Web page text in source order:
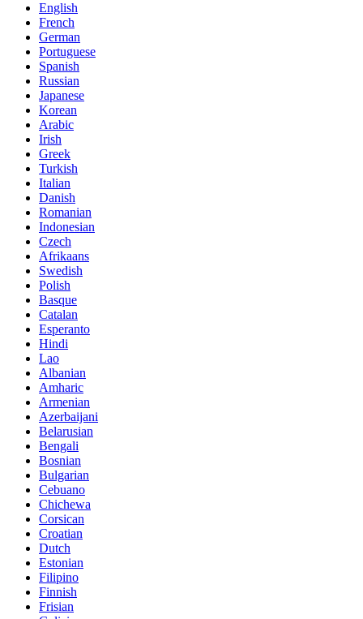
English
French
German
Portuguese
Spanish
Russian
Japanese
Korean
Arabic
Irish
Greek
Turkish
Italian
Danish
Romanian
Indonesian
Czech
Afrikaans
Swedish
Polish
Basque
Catalan
Esperanto
Hindi
Lao
Albanian
Amharic
Armenian
Azerbaijani
Belarusian
Bengali
Bosnian
Bulgarian
Cebuano
Chichewa
Corsican
Croatian
Dutch
Estonian
Filipino
Finnish
Frisian